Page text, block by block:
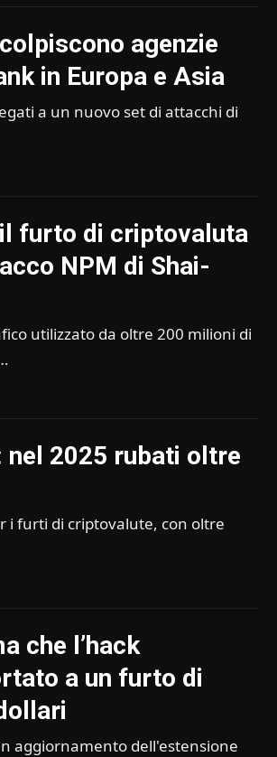
agenzie
in Europa e Asia
a un nuovo set di attacchi di
furto di criptovaluta
NPM di Shai-
utilizzato da oltre 200 milioni di
2025 rubati oltre
i furti di criptovalute, con oltre
che l’hack
a un furto di
aggiornamento dell'estensione